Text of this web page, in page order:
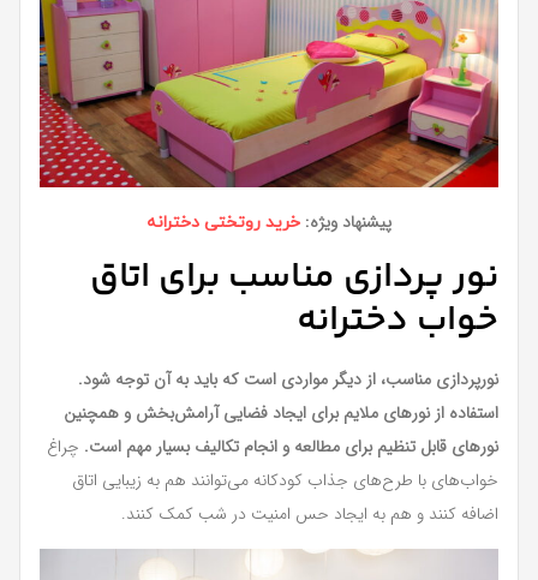
پیشنهاد ویژه: خرید روتختی دخترانه
نور پردازی مناسب برای اتاق
خواب دخترانه
نورپردازی مناسب، از دیگر مواردی است که باید به آن توجه شود.
استفاده از نورهای ملایم برای ایجاد فضایی آرامش‌بخش و همچنین
نورهای قابل تنظیم برای مطالعه و انجام تکالیف بسیار مهم است. چراغ
خواب‌های با طرح‌های جذاب کودکانه می‌توانند هم به زیبایی اتاق
اضافه کنند و هم به ایجاد حس امنیت در شب کمک کنند.